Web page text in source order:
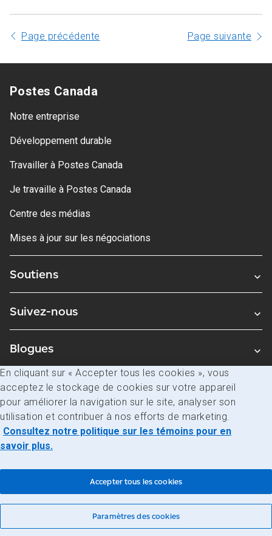
Page précédente Page suivante
Postes Canada
Notre entreprise
Développement durable
Travailler à Postes Canada
Je travaille à Postes Canada
Centre des médias
Mises à jour sur les négociations
Soutiens
Suivez-nous
Blogues
Avis juridiques
Confidentialité
Accès à l’information
En cliquant sur « Accepter tous les cookies », vous
acceptez le stockage de cookies sur votre appareil
pour améliorer la navigation sur le site, analyser son
utilisation et contribuer à nos efforts de marketing.
Consultez notre politique sur les témoins pour en
savoir plus.
Paramètres des cookies
Accepter tous les cookies